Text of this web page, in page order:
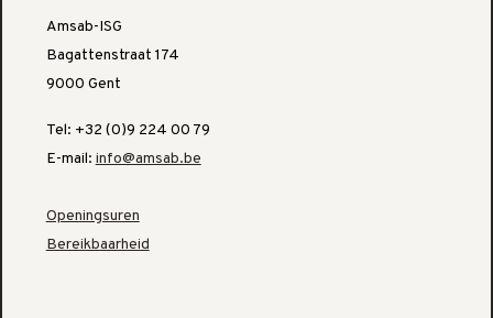
Amsab-ISG
Bagattenstraat 174
9000 Gent
Tel: +32 (0)9 224 00 79
E-mail: info@amsab.be
Openingsuren
Bereikbaarheid